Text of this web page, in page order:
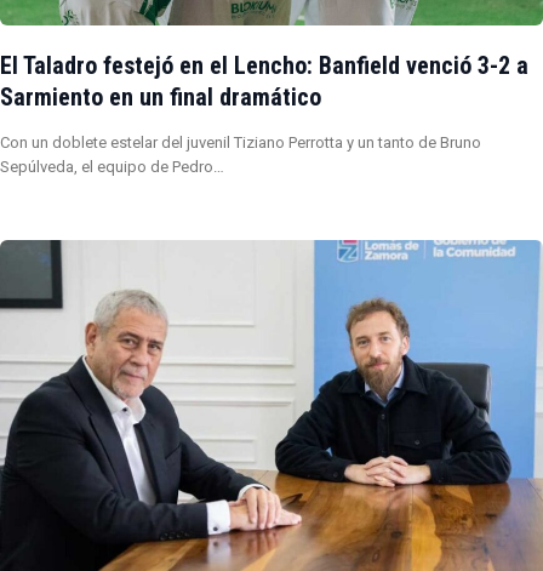
El Taladro festejó en el Lencho: Banfield venció 3-2 a
Sarmiento en un final dramático
Con un doblete estelar del juvenil Tiziano Perrotta y un tanto de Bruno
Sepúlveda, el equipo de Pedro…